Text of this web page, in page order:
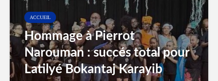
ACCUEIL
Hommage à Pierrot
Narouman : succés total pour
Latilyé Bokantaj Karayib